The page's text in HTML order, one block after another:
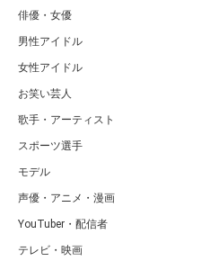
俳優・女優
男性アイドル
女性アイドル
お笑い芸人
歌手・アーティスト
スポーツ選手
モデル
声優・アニメ・漫画
YouTuber・配信者
テレビ・映画